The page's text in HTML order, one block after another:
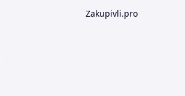
Zakupivli.pro